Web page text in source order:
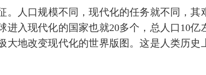
。人口规模不同，现代化的任务就不同，其
入现代化的国家也就20多个，总人口10亿
地改变现代化的世界版图。这是人类历史